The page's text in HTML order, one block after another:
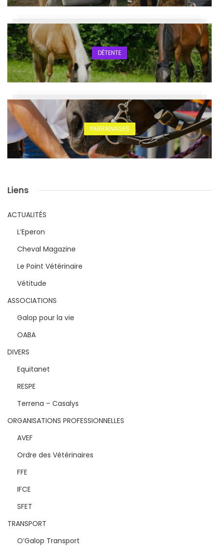
DÉTENTE
PARRAINAGES
Liens
ACTUALITÉS
L’Eperon
Cheval Magazine
Le Point Vétérinaire
Vétitude
ASSOCIATIONS
Galop pour la vie
OABA
DIVERS
Equitanet
RESPE
Terrena – Casalys
ORGANISATIONS PROFESSIONNELLES
AVEF
Ordre des Vétérinaires
FFE
IFCE
SFET
TRANSPORT
O’Galop Transport